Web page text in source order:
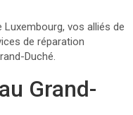
vos alliés de
de réparation
Duché.
Grand-